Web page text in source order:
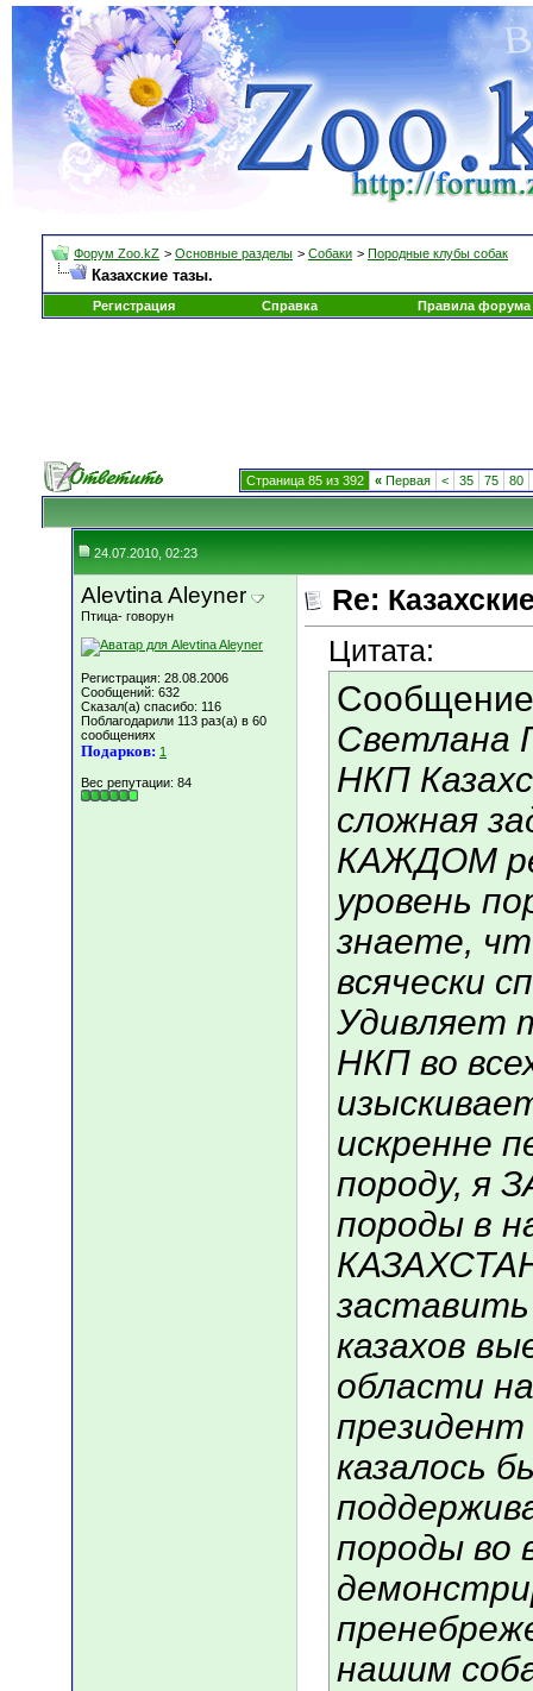
Форум Zoo.kZ > Основные разделы > Собаки > Породные клубы собак
Казахские тазы.
Регистрация Справка Правила форума
Страница 85 из 392 « Первая < 35 75 80
24.07.2010, 02:23
Alevtina Aleyner
Птица- говорун
Регистрация: 28.08.2006
Сообщений: 632
Сказал(а) спасибо: 116
Поблагодарили 113 раз(а) в 60
сообщениях
Подарков: 1
Вес репутации: 84
Re:
Цитата:
Светлана
НКП
сложная
КАЖДОМ
уровень
знаете,
всячески
Удивляет
НКП во
искренне
породу, я
породы в
заставить
казахов
области
казалось
породы во
нашим